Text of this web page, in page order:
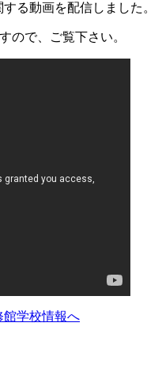
る動画を配信しました。
ので、ご覧下さい。
館学校情報へ